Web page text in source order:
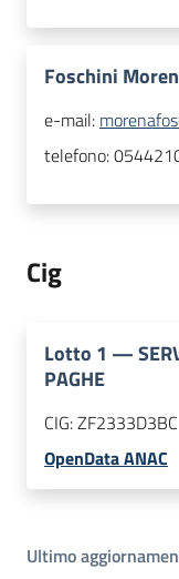
Foschini
e-mail:
telefono:
Cig
Lotto 1 —
PAGHE
CIG:ZF2333D3BC
OpenData ANAC
Ultimo